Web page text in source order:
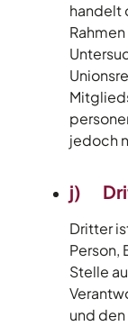
handelt
jedoch
j)
Dritter
Person,
Stelle
und